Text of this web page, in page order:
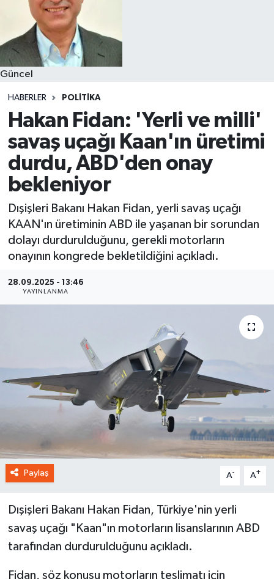
Güncel
HABERLER POLITIKA
Hakan Fidan: 'Yerli ve milli'
savaş uçağı Kaan'ın üretimi
durdu, ABD'den onay
bekleniyor
Dışişleri Bakanı Hakan Fidan, yerli savaş uçağı
KAAN'ın üretiminin ABD ile yaşanan bir sorundan
dolayı durdurulduğunu, gerekli motorların
onayının kongrede bekletildiğini açıkladı.
28.09.2025 - 13:46
YAYINLANMA
Paylaş A- A+
Dışişleri Bakanı Hakan Fidan, Türkiye'nin yerli
savaş uçağı "Kaan"ın motorların lisanslarının ABD
tarafından durdurulduğunu açıkladı.
Fidan, söz konusu motorların teslimatı için